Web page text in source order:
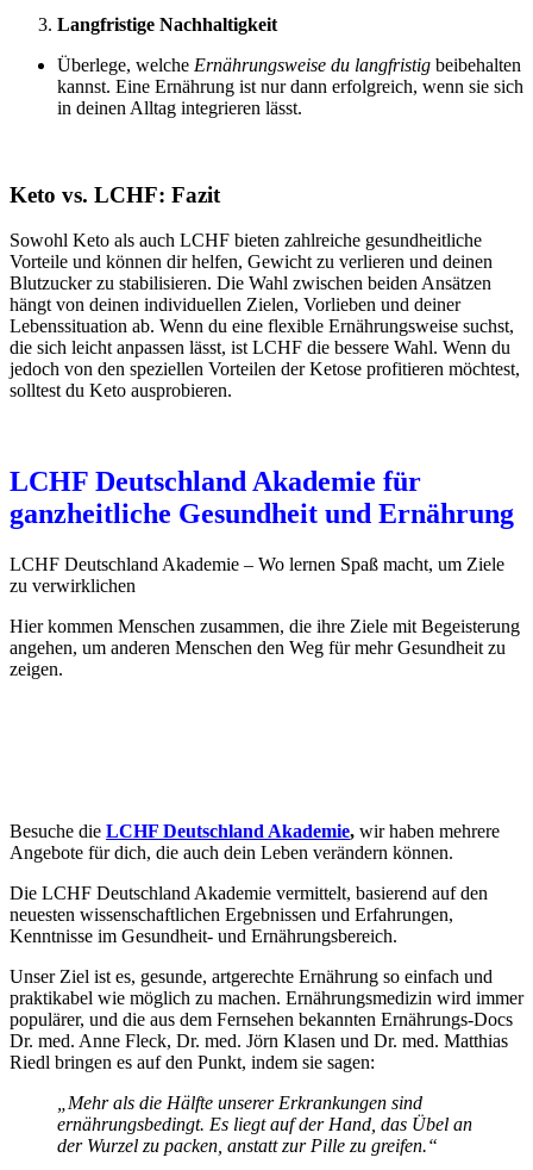
Langfristige Nachhaltigkeit
Überlege, welche Ernährungsweise du langfristig beibehalten
kannst. Eine Ernährung ist nur dann erfolgreich, wenn sie sich
in deinen Alltag integrieren lässt.
Keto vs. LCHF: Fazit
Sowohl Keto als auch LCHF bieten zahlreiche gesundheitliche
Vorteile und können dir helfen, Gewicht zu verlieren und deinen
Blutzucker zu stabilisieren. Die Wahl zwischen beiden Ansätzen
hängt von deinen individuellen Zielen, Vorlieben und deiner
Lebenssituation ab. Wenn du eine flexible Ernährungsweise suchst,
die sich leicht anpassen lässt, ist LCHF die bessere Wahl. Wenn du
jedoch von den speziellen Vorteilen der Ketose profitieren möchtest,
solltest du Keto ausprobieren.
LCHF Deutschland Akademie für
ganzheitliche Gesundheit und Ernährung
LCHF Deutschland Akademie – Wo lernen Spaß macht, um Ziele
zu verwirklichen
Hier kommen Menschen zusammen, die ihre Ziele mit Begeisterung
angehen, um anderen Menschen den Weg für mehr Gesundheit zu
zeigen.
Besuche die LCHF Deutschland Akademie, wir haben mehrere
Angebote für dich, die auch dein Leben verändern können.
Die LCHF Deutschland Akademie vermittelt, basierend auf den
neuesten wissenschaftlichen Ergebnissen und Erfahrungen,
Kenntnisse im Gesundheit- und Ernährungsbereich.
Unser Ziel ist es, gesunde, artgerechte Ernährung so einfach und
praktikabel wie möglich zu machen. Ernährungsmedizin wird immer
populärer, und die aus dem Fernsehen bekannten Ernährungs-Docs
Dr. med. Anne Fleck, Dr. med. Jörn Klasen und Dr. med. Matthias
Riedl bringen es auf den Punkt, indem sie sagen:
„Mehr als die Hälfte unserer Erkrankungen sind
ernährungsbedingt. Es liegt auf der Hand, das Übel an
der Wurzel zu packen, anstatt zur Pille zu greifen.“